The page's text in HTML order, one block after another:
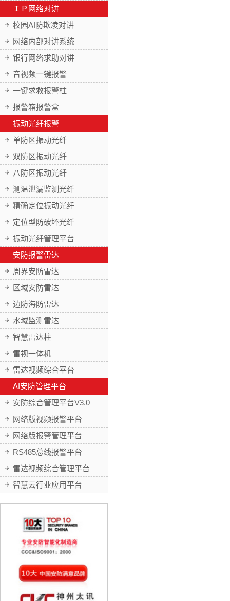
ＩＰ网络对讲
校园AI防欺凌对讲
网络内部对讲系统
银行网络求助对讲
音视频一键报警
一键求救报警柱
报警箱报警盒
振动光纤报警
单防区振动光纤
双防区振动光纤
八防区振动光纤
测温泄漏监测光纤
精确定位振动光纤
定位型防破坏光纤
振动光纤管理平台
安防报警雷达
周界安防雷达
区域安防雷达
边防海防雷达
水域监测雷达
智慧雷达柱
雷视一体机
雷达视频综合平台
AI安防管理平台
安防综合管理平台V3.0
网络版视频报警平台
网络版报警管理平台
RS485总线报警平台
雷达视频综合管理平台
智慧云行业应用平台